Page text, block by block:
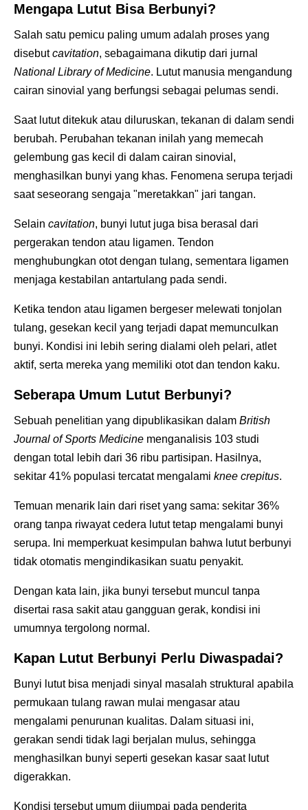
Mengapa Lutut Bisa Berbunyi?
Salah satu pemicu paling umum adalah proses yang
disebutcavitation, sebagaimana dikutip dari jurnal
National Library of Medicine. Lutut manusia mengandung
cairan sinovial yang berfungsi sebagai pelumas sendi.
Saat lutut ditekuk atau diluruskan, tekanan di dalam sendi
berubah. Perubahan tekanan inilah yang memecah
gelembung gas kecil di dalam cairan sinovial,
menghasilkan bunyi yang khas. Fenomena serupa terjadi
saat seseorang sengaja "meretakkan" jari tangan.
Selain cavitation, bunyi lutut juga bisa berasal dari
pergerakan tendon atau ligamen. Tendon
menghubungkan otot dengan tulang, sementara ligamen
menjaga kestabilan antartulang pada sendi.
Ketika tendon atau ligamen bergeser melewati tonjolan
tulang, gesekan kecil yang terjadi dapat memunculkan
bunyi. Kondisi ini lebih sering dialami oleh pelari, atlet
aktif, serta mereka yang memiliki otot dan tendon kaku.
Seberapa Umum Lutut Berbunyi?
Sebuah penelitian yang dipublikasikan dalam British
Journal of Sports Medicine menganalisis 103 studi
dengan total lebih dari 36 ribu partisipan. Hasilnya,
sekitar 41% populasi tercatat mengalami knee crepitus.
Temuan menarik lain dari riset yang sama: sekitar 36%
orang tanpa riwayat cedera lutut tetap mengalami bunyi
serupa. Ini memperkuat kesimpulan bahwa lutut berbunyi
tidak otomatis mengindikasikan suatu penyakit.
Dengan kata lain, jika bunyi tersebut muncul tanpa
disertai rasa sakit atau gangguan gerak, kondisi ini
umumnya tergolong normal.
Kapan Lutut Berbunyi Perlu Diwaspadai?
Bunyi lutut bisa menjadi sinyal masalah struktural apabila
permukaan tulang rawan mulai mengasar atau
mengalami penurunan kualitas. Dalam situasi ini,
gerakan sendi tidak lagi berjalan mulus, sehingga
menghasilkan bunyi seperti gesekan kasar saat lutut
digerakkan.
Kondisi tersebut umum dijumpai pada penderita